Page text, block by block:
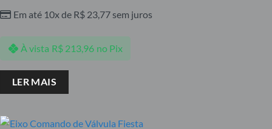
Em até 10x de R$ 23,77 sem juros
À vista R$213,96 no Pix
LER MAIS